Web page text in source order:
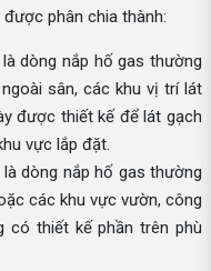
được phân chia thành:
dòng nắp hố gas thường
sân, các khu vị trí lát
được thiết kế để lát gạch
vực lắp đặt.
dòng nắp hố gas thường
các khu vực vườn, công
có thiết kế phần trên phù